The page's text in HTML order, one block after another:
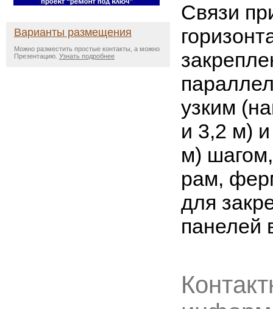
Варианты размещения
Можно разместить простые контакты, а можно
Презентацию. Узнать подробнее
Связи
узким
и 3,2 м)
м)
рам,
для
панелей